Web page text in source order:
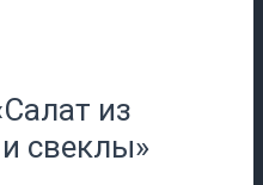
из
свеклы»